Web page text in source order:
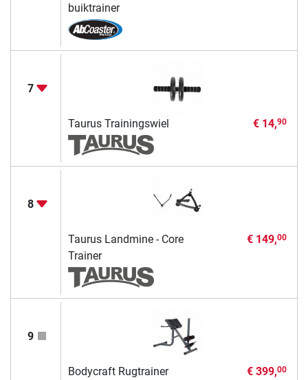
buiktrainer
7
Taurus Trainingswiel € 14,90
8
Taurus Landmine - Core
Trainer
€ 149,00
9
Bodycraft Rugtrainer
€ 399,00